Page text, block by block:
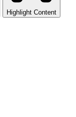
Highlight Content